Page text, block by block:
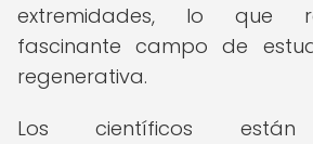
extremidades, lo que
fascinante campo de
regenerativa.
Los científicos están